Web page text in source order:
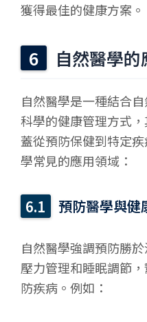
獲得最佳的健康方案。
自然醫學
自然醫學是一種結合
科學的健康管理方式
蓋從預防保健到特定
學常見的應用領域：
預防醫學與健
自然醫學強調預防勝
壓力管理和睡眠調節
防疾病。例如：